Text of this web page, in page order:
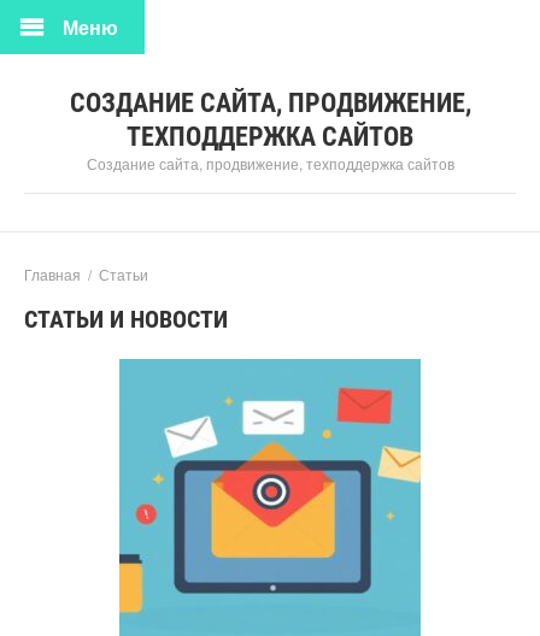
СОЗДАНИЕ САЙТА, ПРОДВИЖЕНИЕ,
ТЕХПОДДЕРЖКА САЙТОВ
Создание сайта, продвижение, техподдержка сайтов
Меню
Главная / Статьи
СТАТЬИ И НОВОСТИ